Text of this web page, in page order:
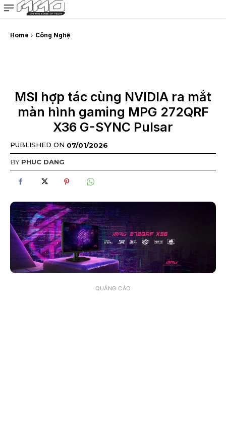
MMOSITE - Thông tin công nghệ
Bài viết nổi bật
Home Công Nghệ
MSI hợp tác cùng NVIDIA ra mắt
màn hình gaming MPG 272QRF
X36 G-SYNC Pulsar
PUBLISHED ON 07/01/2026
BY PHUC DANG
QUẢNG CÁO